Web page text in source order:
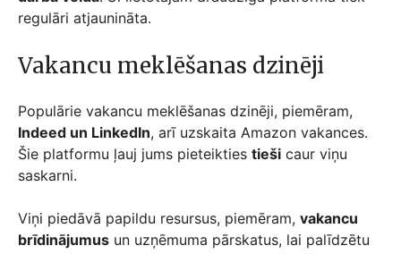
regulāri atjaunināta.
Vakancu meklēšanas dzinēji
Populārie vakancu meklēšanas dzinēji, piemēram,
Indeed un LinkedIn, arī uzskaita Amazon vakances.
Šie platformu ļauj jums pieteikties tieši caur viņu
saskarni.
Viņi piedāvā papildu resursus, piemēram, vakancu
brīdinājumus un uzņēmuma pārskatus, lai palīdzētu